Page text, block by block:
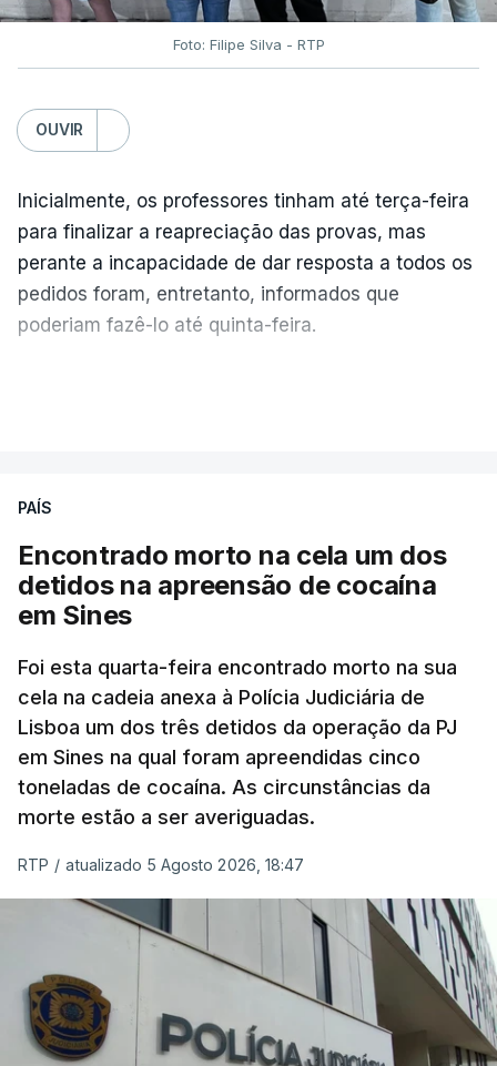
Foto: Filipe Silva - RTP
OUVIR
Inicialmente, os professores tinham até terça-feira
para finalizar a reapreciação das provas, mas
perante a incapacidade de dar resposta a todos os
pedidos foram, entretanto, informados que
poderiam fazê-lo até quinta-feira.
No domingo, estavam concluídos cerca de 50 por
cento dos mais de 20 mil pedidos de reapreciação,
mas Cristina Mota, porta-voz da Missão Escola
Pública, tem dúvidas de que o processo esteja
"Durante o fim de semana e nos últimos dias,
apercebamo-nos que ainda estão a ser
convocados professores para reapreciações"
disse a professora à agência Lusa."Será
praticamente impossível termos a totalidade
Segundo os docentes, o processo de reapreciação
está a enfrentar vários constrangimentos. Há
casos em que faltam os modelos preenchidos
pelos alunos com a alegação justificativa para o
pedido de reapreciação, ou os documentos que os
PAÍS
Encontrado morto na cela um dos
detidos na apreensão de cocaína
em Sines
Foi esta quarta-feira encontrado morto na sua
cela na cadeia anexa à Polícia Judiciária de
Lisboa um dos três detidos da operação da PJ
em Sines na qual foram apreendidas cinco
toneladas de cocaína. As circunstâncias da
morte estão a ser averiguadas.
RTP / atualizado 5 Agosto 2026, 18:47